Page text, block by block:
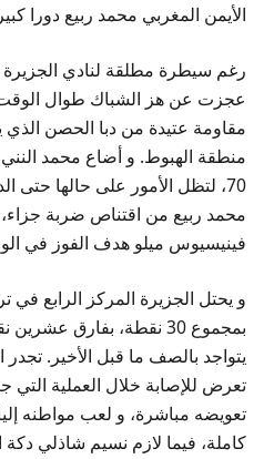
الأيمن المغربي محمد ربيع دورا
رغم سيطرة مطلقة لنادي الجزيرة
عجزت عن هز الشباك طوال
مقاومة عتيدة من دبا الحصن
منطقة الهبوط. و أضاع محمد
70، لتظل الأمور على حالها حتى
محمد ربيع من اقتناص ضربة جزاء،
فينيسيوس ميلو هدف الفوز في
و يحتل الجزيرة المركز الرابع في
بمجموع 30 نقطة، بفارق
يتواجد بالصف ما قبل الأخير. تجدر
تعرض للإصابة خلال العملية التي
تعويضه مباشرة، و لعب مواطنه
كاملة، فيما لازم نسيم شاذلي دكة